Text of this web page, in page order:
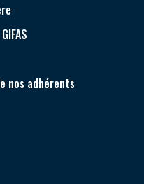
nos adhérents